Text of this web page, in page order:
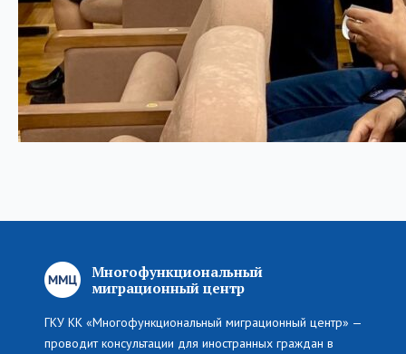
Многофункциональный
миграционный центр
ГКУ КК «Многофункциональный миграционный центр» —
проводит консультации для иностранных граждан в